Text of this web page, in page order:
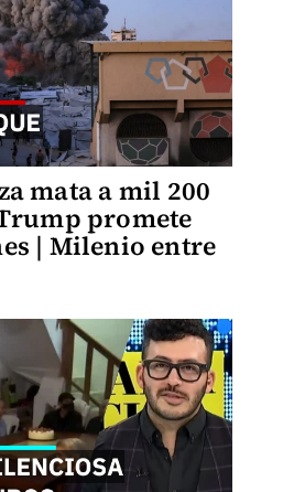
mata a mil 200
promete
| Milenio entre